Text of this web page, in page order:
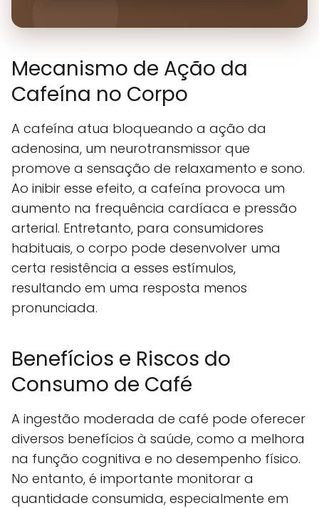
Mecanismo de Ação da
Cafeína no Corpo
A cafeína atua bloqueando a ação da
adenosina, um neurotransmissor que
promove a sensação de relaxamento e sono.
Ao inibir esse efeito, a cafeína provoca um
aumento na frequência cardíaca e pressão
arterial. Entretanto, para consumidores
habituais, o corpo pode desenvolver uma
certa resistência a esses estímulos,
resultando em uma resposta menos
pronunciada.
Benefícios e Riscos do
Consumo de Café
A ingestão moderada de café pode oferecer
diversos benefícios à saúde, como a melhora
na função cognitiva e no desempenho físico.
No entanto, é importante monitorar a
quantidade consumida, especialmente em